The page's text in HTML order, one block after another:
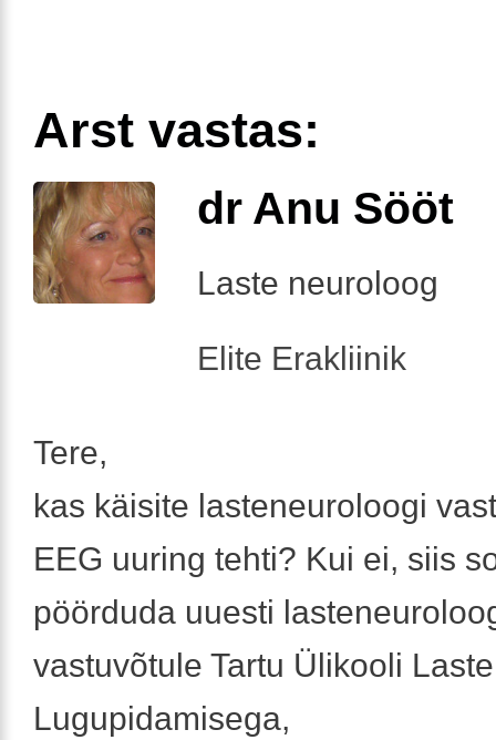
Arst vastas:
dr Anu Sööt
Laste neuroloog
Elite Erakliinik
Tere,
kas käisite lasteneuroloogi
EEG uuring tehti? Kui ei, siis
pöörduda uuesti
vastuvõtule Tartu Ülikooli
Lugupidamisega,